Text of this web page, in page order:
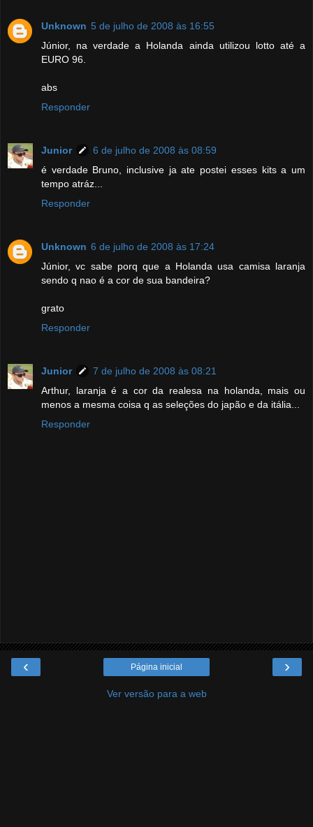
Unknown 5 de julho de 2008 às 16:55
Júnior, na verdade a Holanda ainda utilizou lotto até a
EURO 96.
abs
Responder
Junior
6 de julho de 2008 às 08:59
é verdade Bruno, inclusive ja ate postei esses kits a um
tempo atráz...
Responder
Unknown 6 de julho de 2008 às 17:24
Júnior, vc sabe porq que a Holanda usa camisa laranja
sendo q nao é a cor de sua bandeira?
grato
Responder
Junior
7 de julho de 2008 às 08:21
Arthur, laranja é a cor da realesa na holanda, mais ou
menos a mesma coisa q as seleções do japão e da itália...
Responder
‹ ›
Página inicial
Ver versão para a web